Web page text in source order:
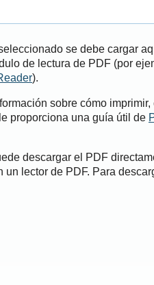
se debe cargar
de lectura de PDF (por
).
sobre cómo
proporciona una guía útil de
descargar el PDF
un lector de PDF. Para